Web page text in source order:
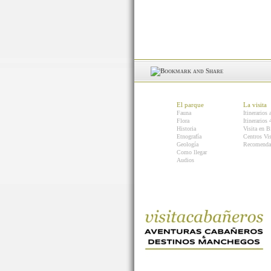
El parque
Fauna
Flora
Historia
Etnografía
Geología
Como llegar
Audios
La visita
Itinerarios
Itinerarios
Visita en
Centros